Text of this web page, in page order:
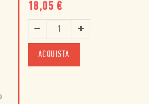
18,05 €
ACQUISTA